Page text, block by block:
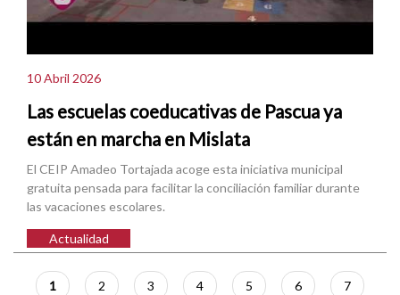
10 Abril 2026
Las escuelas coeducativas de Pascua ya
están en marcha en Mislata
El CEIP Amadeo Tortajada acoge esta iniciativa municipal
gratuita pensada para facilitar la conciliación familiar durante
las vacaciones escolares.
Actualidad
Paginación
Página
1 Página
2 Página
3 Página
4 Página
5 Página
6 Página
7